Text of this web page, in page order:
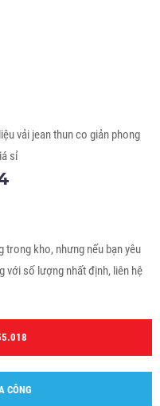
vải jean thun co giản phong
sỉ
trong kho, nhưng nếu bạn yêu
với số lượng nhất định, liên hệ
CÔNG